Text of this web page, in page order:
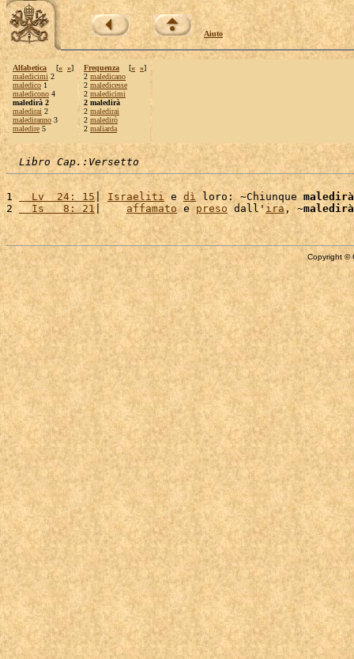
Aiuto
Alfabetica [« »]
maledicimi 2
maledico 1
maledicono 4
maledirà 2
maledirai 2
malediranno 3
maledire 5
Frequenza [« »]
2 maledicano
2 maledicesse
2 maledicimi
2 maledirà
2 maledirai
2 maledirò
2 maliarda
Libro Cap.:Versetto
1
  Lv  24: 15
| Israeliti e dì loro: ~Chiunque maledirà
2
  Is   8: 21
| affamato e preso dall'ira , ~maledirà
Copyright ©